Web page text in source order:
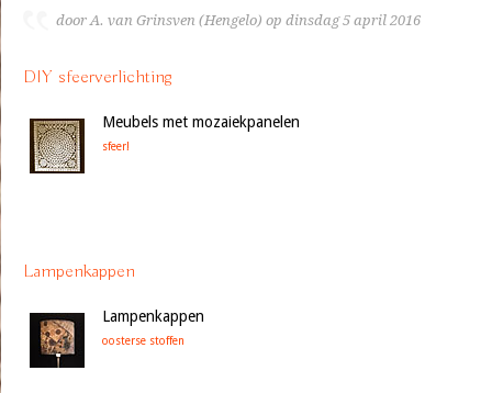
door A. van Grinsven (Hengelo) op dinsdag 5 april 2016
DIY sfeerverlichting
Meubels met mozaiekpanelen
sfeer!
Lampenkappen
Lampenkappen
oosterse stoffen